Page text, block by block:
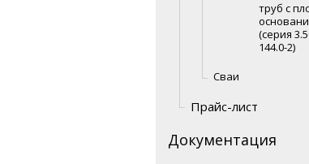
труб с
(серия
144.0-2)
Сваи
Прайс-лист
Документация